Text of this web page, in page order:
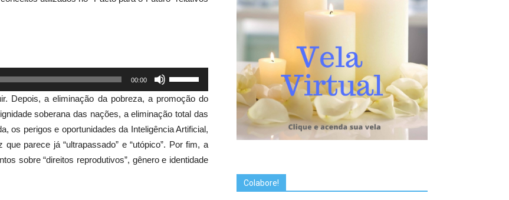
00:00
as
setas
para
cima
ou
para
Depois, a eliminação da pobreza, a promoção do
soberana das nações, a eliminação total das
os perigos e oportunidades da Inteligência Artificial,
parece já “ultrapassado” e “utópico”. Por fim, a
sobre “direitos reprodutivos”, gênero e identidade
Colabore!